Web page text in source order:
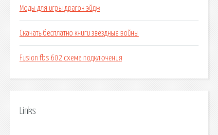
Моды для игры драгон эйдж
Скачать бесплатно книги звездные войны
Fusion fbs 602 схема подключения
Links